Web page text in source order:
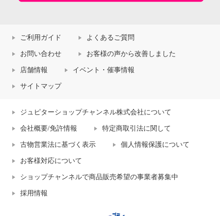
ご利用ガイド よくあるご質問
お問い合わせ お客様の声から改善しました
店舗情報 イベント・催事情報
サイトマップ
ジュピターショップチャンネル株式会社について
会社概要/免許情報 特定商取引法に関して
古物営業法に基づく表示 個人情報保護について
お客様対応について
ショップチャンネルで商品販売希望の事業者募集中
採用情報